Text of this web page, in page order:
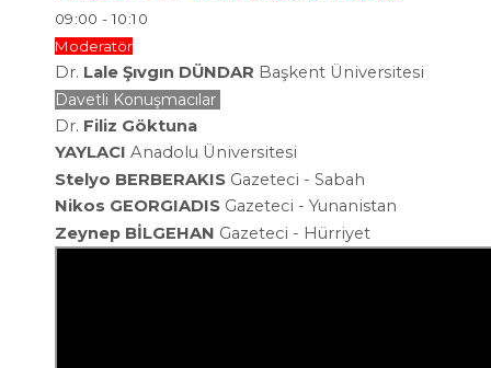
09:00 - 10:10
Moderatör
Dr. Lale Şıvgın DÜNDAR Başkent Üniversitesi
Davetli Konuşmacılar
Dr. Filiz Göktuna
YAYLACI Anadolu Üniversitesi
Stelyo BERBERAKIS Gazeteci - Sabah
Nikos GEORGIADIS Gazeteci - Yunanistan
Zeynep BİLGEHAN Gazeteci - Hürriyet